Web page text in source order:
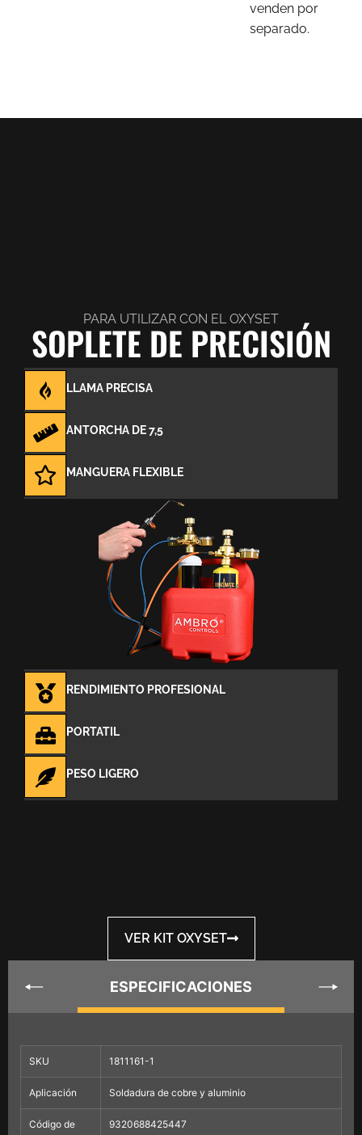
venden por
separado.
PARA UTILIZAR CON EL OXYSET
SOPLETE DE PRECISIÓN
LLAMA PRECISA
ANTORCHA DE 7,5
MANGUERA FLEXIBLE
RENDIMIENTO PROFESIONAL
PORTATIL
PESO LIGERO
VER KIT OXYSET
ESPECIFICACIONES
SKU 1811161-1
Aplicación Soldadura de cobre y aluminio
Código de
9320688425447